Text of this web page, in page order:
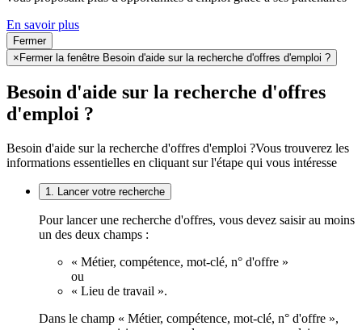
En savoir plus
Fermer
×Fermer la fenêtre Besoin d'aide sur la recherche d'offres d'emploi ?
Besoin d'aide sur la recherche d'offres
d'emploi ?
Besoin d'aide sur la recherche d'offres d'emploi ?Vous trouverez les
informations essentielles en cliquant sur l'étape qui vous intéresse
1. Lancer votre recherche
Pour lancer une recherche d'offres, vous devez saisir au moins
un des deux champs :
« Métier, compétence, mot-clé, n° d'offre »
ou
« Lieu de travail ».
Dans le champ « Métier, compétence, mot-clé, n° d'offre »,